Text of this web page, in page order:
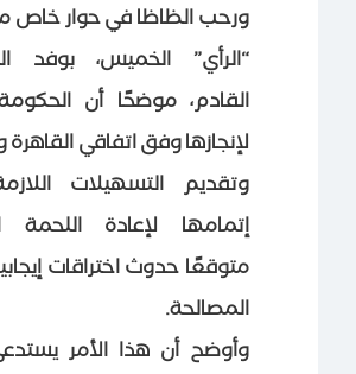
ورحب الظاظا في حوار خاص
“الرأي” الخميس، بوفد
القادم، موضحًا أن
لإنجازها وفق اتفاقي القاهرة
وتقديم التسهيلات
إتمامها لإعادة اللحمة
متوقعًا حدوث اختراقات
المصالحة.
وأوضح أن هذا الأمر